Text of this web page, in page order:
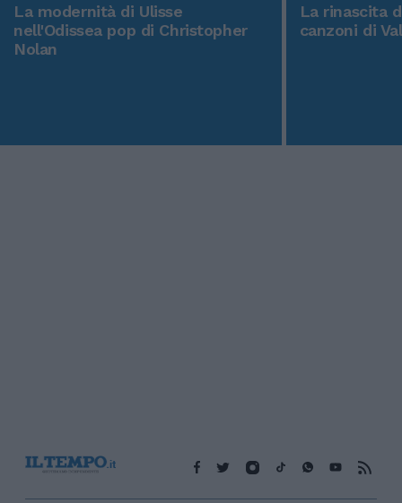
La modernità di Ulisse
nell'Odissea pop di Christopher
Nolan
La rinascita
canzoni di